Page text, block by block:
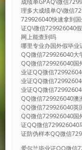
成绩单GPAQ\微信
理多大成绩单Q\微信
729926040快速拿到
证Q\微信729926040
网上能查到吗
哪里专业办国外假毕
QQ微信729926040大
QQ微信729926040国
业证QQ微信
业证QQ微信
业证QQ微信
QQ微信729926040澳
QQ微信729926040英
QQ微信729926040国
证QQ微信729926040
证防伪样本QQ微信